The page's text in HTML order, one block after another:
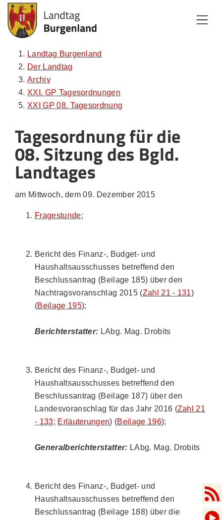
Zum Inhalt
Zum Menü
Zur Suche
Landtag Burgenland
Der Landtag
Archiv
XXI. GP Tagesordnungen
XXI GP 08. Tagesordnung
Tagesordnung für die
08. Sitzung des Bgld.
Landtages
am Mittwoch, dem 09. Dezember 2015
Fragestunde;
Bericht des Finanz-, Budget- und
Haushaltsausschusses betreffend den
Beschlussantrag (Beilage 185) über den
Nachtragsvoranschlag 2015 (Zahl 21 - 131)
(Beilage 195);
Berichterstatter: LAbg. Mag. Drobits
Bericht des Finanz-, Budget- und
Haushaltsausschusses betreffend den
Beschlussantrag (Beilage 187) über den
Landesvoranschlag für das Jahr 2016 (Zahl 21
- 133; Erläuterungen) (Beilage 196);
Generalberichterstatter: LAbg. Mag. Drobits
Bericht des Finanz-, Budget- und
Haushaltsausschusses betreffend den
Beschlussantrag (Beilage 188) über die